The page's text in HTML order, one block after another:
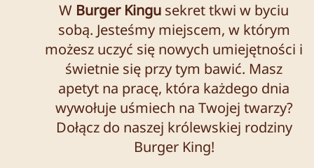
W Burger Kingu sekret tkwi w byciu
sobą. Jesteśmy miejscem, w którym
możesz uczyć się nowych umiejętności i
świetnie się przy tym bawić. Masz
apetyt na pracę, która każdego dnia
wywołuje uśmiech na Twojej twarzy?
Dołącz do naszej królewskiej rodziny
Burger King!